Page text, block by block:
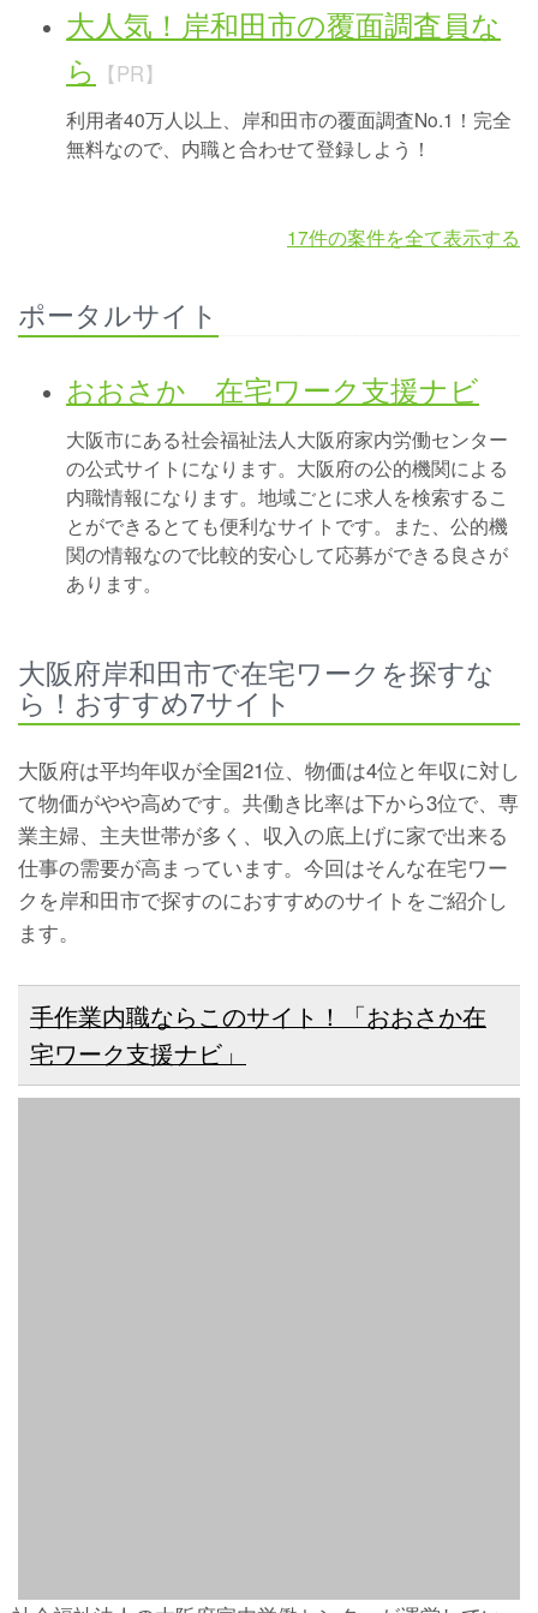
大人気！岸和田市の覆面調査員な
ら
【PR】
利用者40万人以上、岸和田市の覆面調査No.1！完全
無料なので、内職と合わせて登録しよう！
17件の案件を全て表示する
ポータルサイト
おおさか 在宅ワーク支援ナビ
大阪市にある社会福祉法人大阪府家内労働センター
の公式サイトになります。大阪府の公的機関による
内職情報になります。地域ごとに求人を検索するこ
とができるとても便利なサイトです。また、公的機
関の情報なので比較的安心して応募ができる良さが
あります。
大阪府岸和田市で在宅ワークを探すな
ら！おすすめ7サイト
大阪府は平均年収が全国21位、物価は4位と年収に対し
て物価がやや高めです。共働き比率は下から3位で、専
業主婦、主夫世帯が多く、収入の底上げに家で出来る
仕事の需要が高まっています。今回はそんな在宅ワー
クを岸和田市で探すのにおすすめのサイトをご紹介し
ます。
手作業内職ならこのサイト！「おおさか在
宅ワーク支援ナビ」